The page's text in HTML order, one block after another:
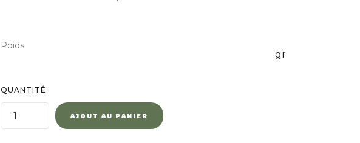
Poids
gr
QUANTITÉ